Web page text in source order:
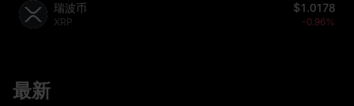
瑞波币
XRP
$1.0178
-0.96%
最新